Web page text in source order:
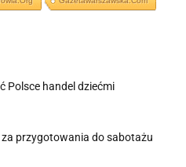
Polsce handel dziećmi
przygotowania do sabotażu